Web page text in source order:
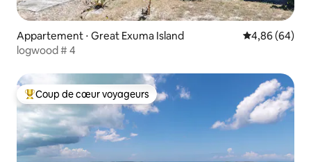
Appartement ⋅ Great Exuma Island Évaluation
4,86 (64)
logwood # 4
Coups de cœur voyageurs les plus appréciés
Coup de cœur voyageurs